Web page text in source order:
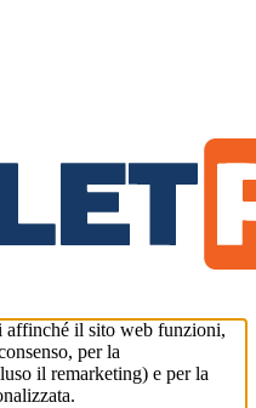
affinché il sito web funzioni,
per la
il remarketing) e per la